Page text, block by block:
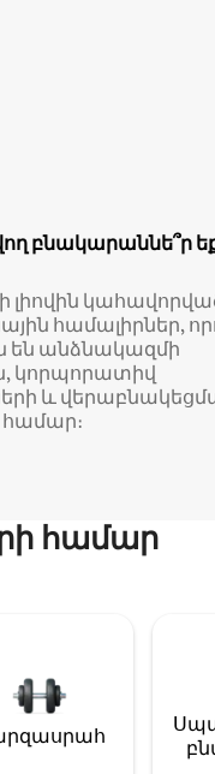
բնակարաննե՞ր
լիովին
համալիրներ,
են անձնակազմի
կորպորատիվ
և
համար